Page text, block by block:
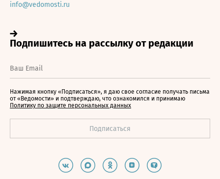
info@vedomosti.ru
Нажимая кнопку «Подписаться», я даю свое согласие получать письма
от «Ведомости» и подтверждаю, что ознакомился и принимаю
Политику по защите персональных данных